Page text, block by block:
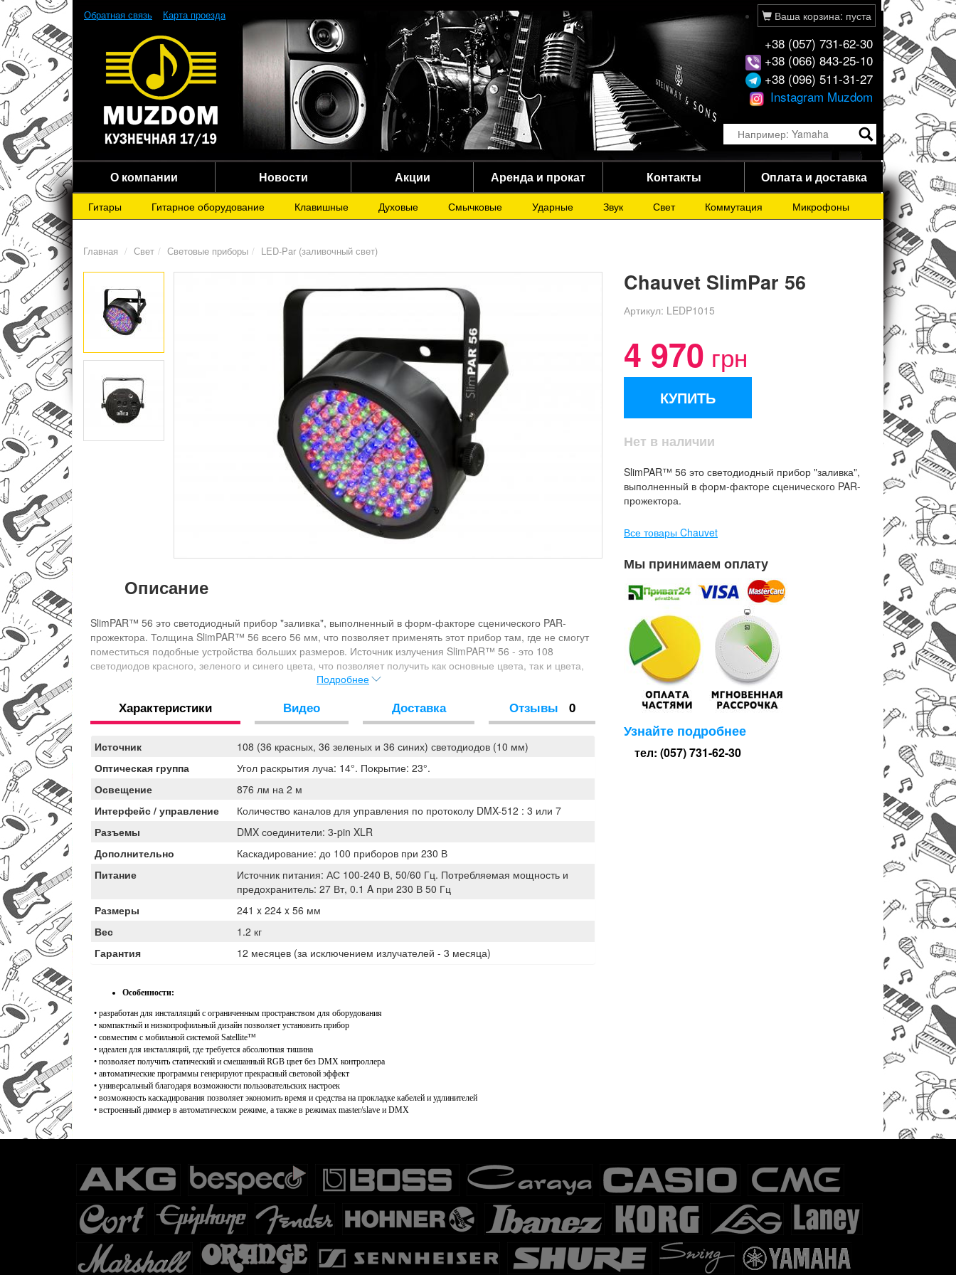
Обратная связь Карта проезда Ваша корзина: пуста
+38 (057) 731-62-30
+38 (066) 843-25-10
+38 (096) 511-31-27
Instagram Muzdom
О компании Новости Акции Аренда и прокат Контакты Оплата и доставка
Гитары Гитарное оборудование Клавишные Духовые Смычковые Ударные Звук Свет Коммутация Микрофоны
Главная Свет Световые приборы LED-Par (заливочный свет)
Описание
SlimPAR™ 56 это светодиодный прибор "заливка", выполненный в форм-факторе сценического PAR-
прожектора. Толщина SlimPAR™ 56 всего 56 мм, что позволяет применять этот прибор там, где не смогут
поместиться подобные устройства больших размеров. Источник излучения SlimPAR™ 56 - это 108
светодиодов красного, зеленого и синего цвета, что позволяет получить как основные цвета, так и цвета,
получаемые смешиванием RGB. Управление по протоколу DMX-512 (3 или 7 каналов), а так же
использовать эти приборы во всевозможных проектах.
Подробнее
Характеристики Видео Доставка Отзывы 0
Источник
108 (36 красных, 36 зеленых и 36 синих) светодиодов (10 мм)
Оптическая группа
Угол раскрытия луча: 14°. Покрытие: 23°.
Освещение
876 лм на 2 м
Интерфейс / управление
Количество каналов для управления по протоколу DMX-512 : 3 или 7
Разъемы
DMX соединители: 3-pin XLR
Дополнительно
Каскадирование: до 100 приборов при 230 В
Питание
Источник питания: АС 100-240 В, 50/60 Гц. Потребляемая мощность и
предохранитель: 27 Вт, 0.1 A при 230 В 50 Гц
Размеры
241 x 224 x 56 мм
Вес
1.2 кг
Гарантия
12 месяцев (за исключением излучателей - 3 месяца)
Chauvet SlimPar 56
Артикул: LEDP1015
4 970 грн
КУПИТЬ
Нет в наличии
SlimPAR™ 56 это светодиодный прибор "заливка",
выполненный в форм-факторе сценического PAR-
прожектора.
Все товары Chauvet
Мы принимаем оплату
Узнайте подробнее
тел: (057) 731-62-30
Особенности:
• разработан для инсталляций с ограниченным пространством для оборудования
• компактный и низкопрофильный дизайн позволяет установить прибор
• совместим с мобильной системой Satellite™
• идеален для инсталляций, где требуется абсолютная тишина
• позволяет получить статический и смешанный RGB цвет без DMX контроллера
• автоматические программы генерируют прекрасный световой эффект
• универсальный благодаря возможности пользовательских настроек
• возможность каскадирования позволяет экономить время и средства на прокладке кабелей и удлинителей
• встроенный диммер в автоматическом режиме, а также в режимах master/slave и DMX